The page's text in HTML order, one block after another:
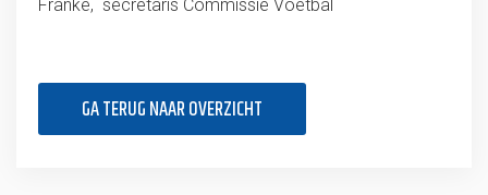
Franke, secretaris Commissie Voetbal
GA TERUG NAAR OVERZICHT